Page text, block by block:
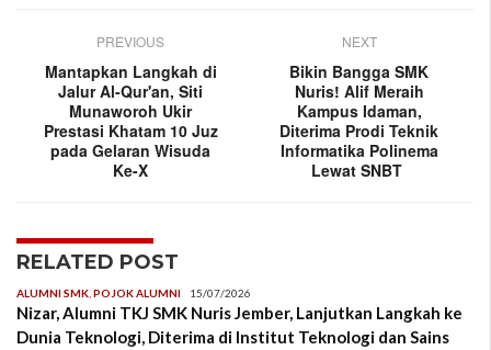
PREVIOUS
Mantapkan Langkah di
Jalur Al-Qur'an, Siti
Munaworoh Ukir
Prestasi Khatam 10 Juz
pada Gelaran Wisuda
Ke-X
NEXT
Bikin Bangga SMK
Nuris! Alif Meraih
Kampus Idaman,
Diterima Prodi Teknik
Informatika Polinema
Lewat SNBT
RELATED POST
ALUMNI SMK POJOK ALUMNI 15/07/2026
Nizar, Alumni TKJ SMK Nuris Jember, Lanjutkan Langkah ke
Dunia Teknologi, Diterima di Institut Teknologi dan Sains